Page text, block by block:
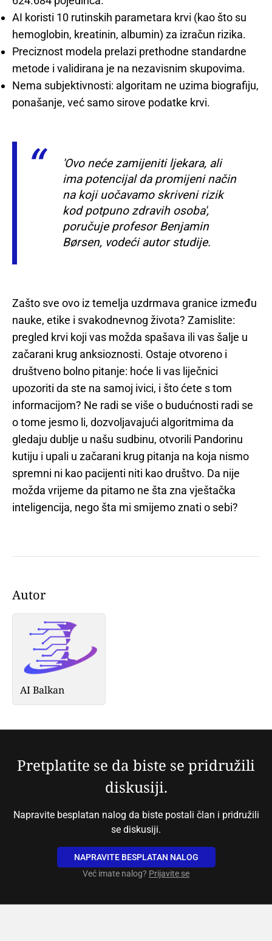
AI koristi 10 rutinskih parametara krvi (kao što su
hemoglobin, kreatinin, albumin) za izračun rizika.
Preciznost modela prelazi prethodne standardne
metode i validirana je na nezavisnim skupovima.
Nema subjektivnosti: algoritam ne uzima biografiju,
ponašanje, već samo sirove podatke krvi.
'Ovo neće zamijeniti ljekara, ali
ima potencijal da promijeni način
na koji uočavamo skriveni rizik
kod potpuno zdravih osoba',
poručuje profesor Benjamin
Børsen, vodeći autor studije.
Zašto sve ovo iz temelja uzdrmava granice između
nauke, etike i svakodnevnog života? Zamislite:
pregled krvi koji vas možda spašava ili vas šalje u
začarani krug anksioznosti. Ostaje otvoreno i
društveno bolno pitanje: hoće li vas liječnici
upozoriti da ste na samoj ivici, i što ćete s tom
informacijom? Ne radi se više o budućnosti radi se
o tome jesmo li, dozvoljavajući algoritmima da
gledaju dublje u našu sudbinu, otvorili Pandorinu
kutiju i upali u začarani krug pitanja na koja nismo
spremni ni kao pacijenti niti kao društvo. Da nije
možda vrijeme da pitamo ne šta zna vještačka
inteligencija, nego šta mi smijemo znati o sebi?
Autor
AI Balkan
Pretplatite se da biste se pridružili
diskusiji.
Napravite besplatan nalog da biste postali član i pridružili
se diskusiji.
NAPRAVITE BESPLATAN NALOG
Već imate nalog? Prijavite se